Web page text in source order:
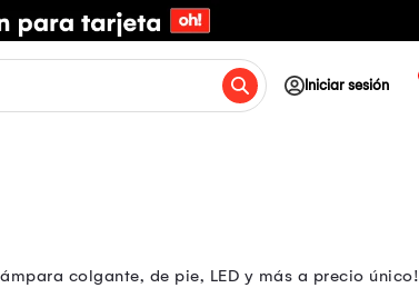
Iniciar sesión
colgante, de pie, LED y más a precio único!